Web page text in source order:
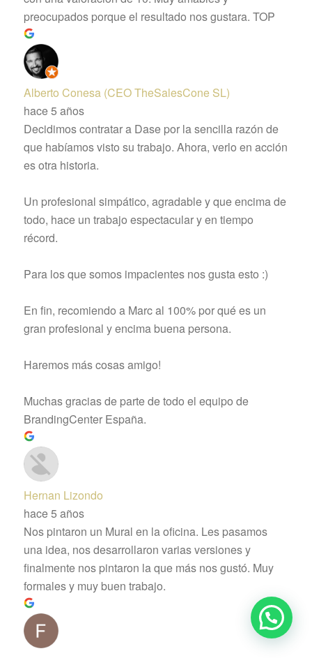
preocupados porque el resultado nos gustara. TOP
Alberto Conesa (CEO TheSalesCone SL)
hace 5 años
Decidimos contratar a Dase por la sencilla razón de
que habíamos visto su trabajo. Ahora, verlo en acción
es otra historia.
Un profesional simpático, agradable y que encima de
todo, hace un trabajo espectacular y en tiempo
récord.
Para los que somos impacientes nos gusta esto :)
En fin, recomiendo a Marc al 100% por qué es un
gran profesional y encima buena persona.
Haremos más cosas amigo!
Muchas gracias de parte de todo el equipo de
BrandingCenter España.
Hernan Lizondo
hace 5 años
Nos pintaron un Mural en la oficina. Les pasamos
una idea, nos desarrollaron varias versiones y
finalmente nos pintaron la que más nos gustó. Muy
formales y muy buen trabajo.